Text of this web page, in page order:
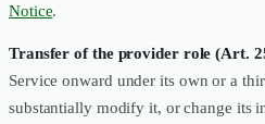
Notice.
Transfer of the provider role (Art.
Service onward under its own or a
substantially modify it, or change its